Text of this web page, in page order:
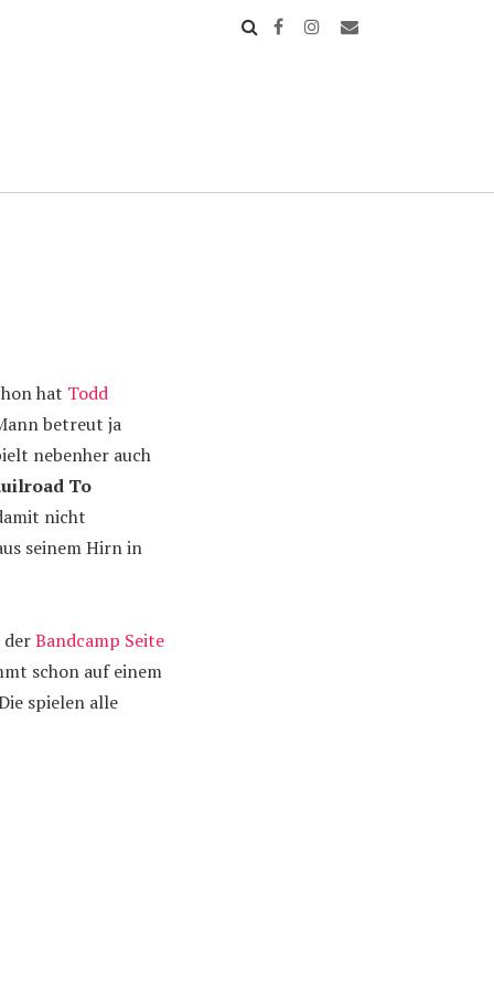
hat Todd
betreut ja
nebenher auch
To
nicht
seinem Hirn in
derBandcamp Seite
schon auf einem
spielen alle